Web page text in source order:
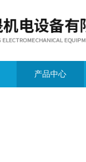
产品中心